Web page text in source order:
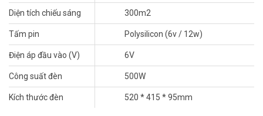
– Xuất xứ: Trung Quốc
– Bảo hành: 2 năm
Diện tích chiếu sáng 300m2
Tấm pin Polysilicon (6v / 12w)
Điện áp đầu vào (V) 6V
Công suất đèn 500W
Kích thước đèn 520 * 415 * 95mm